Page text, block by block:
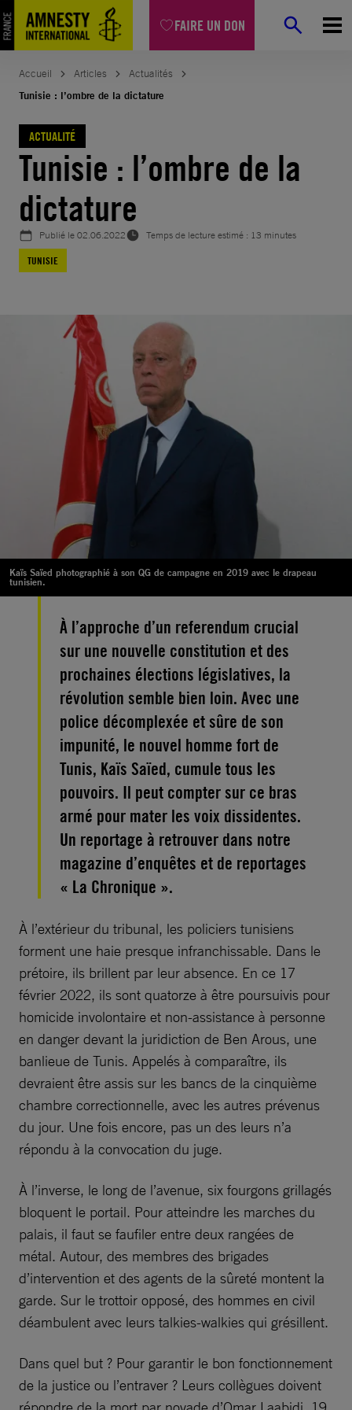
FAIRE UN DON
Aller
au
contenu
Accueil Articles
Actualités
Tunisie : l’ombre de la dictature
ACTUALITÉ
Tunisie : l’ombre de la
dictature
Publié le02.06.2022
Temps de lecture estimé : 13 minutes
TUNISIE
Kaïs Saïed photographié à son QG de campagne en 2019 avec le drapeau
tunisien.
À l’approche d’un referendum crucial
sur une nouvelle constitution et des
prochaines élections législatives, la
révolution semble bien loin. Avec une
police décomplexée et sûre de son
impunité, le nouvel homme fort de
Tunis, Kaïs Saïed, cumule tous les
pouvoirs. Il peut compter sur ce bras
armé pour mater les voix dissidentes.
Un reportage à retrouver dans notre
magazine d’enquêtes et de reportages
« La Chronique ».
À l’extérieur du tribunal, les policiers tunisiens
forment une haie presque infranchissable. Dans le
prétoire, ils brillent par leur absence. En ce 17
février 2022, ils sont quatorze à être poursuivis pour
homicide involontaire et non-assistance à personne
en danger devant la juridiction de Ben Arous, une
banlieue de Tunis. Appelés à comparaître, ils
devraient être assis sur les bancs de la cinquième
chambre correctionnelle, avec les autres prévenus
du jour. Une fois encore, pas un des leurs n’a
répondu à la convocation du juge.
À l’inverse, le long de l’avenue, six fourgons grillagés
bloquent le portail. Pour atteindre les marches du
palais, il faut se faufiler entre deux rangées de
métal. Autour, des membres des brigades
d’intervention et des agents de la sûreté montent la
garde. Sur le trottoir opposé, des hommes en civil
déambulent avec leurs talkies-walkies qui grésillent.
Dans quel but ? Pour garantir le bon fonctionnement
de la justice ou l’entraver ? Leurs collègues doivent